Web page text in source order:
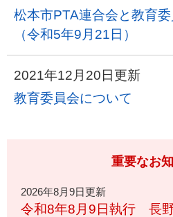
松本市PTA連合会と教育
（令和5年9月21日）
2021年12月20日更新
教育委員会について
重要なお
2026年8月9日更新
令和8年8月9日執行 長